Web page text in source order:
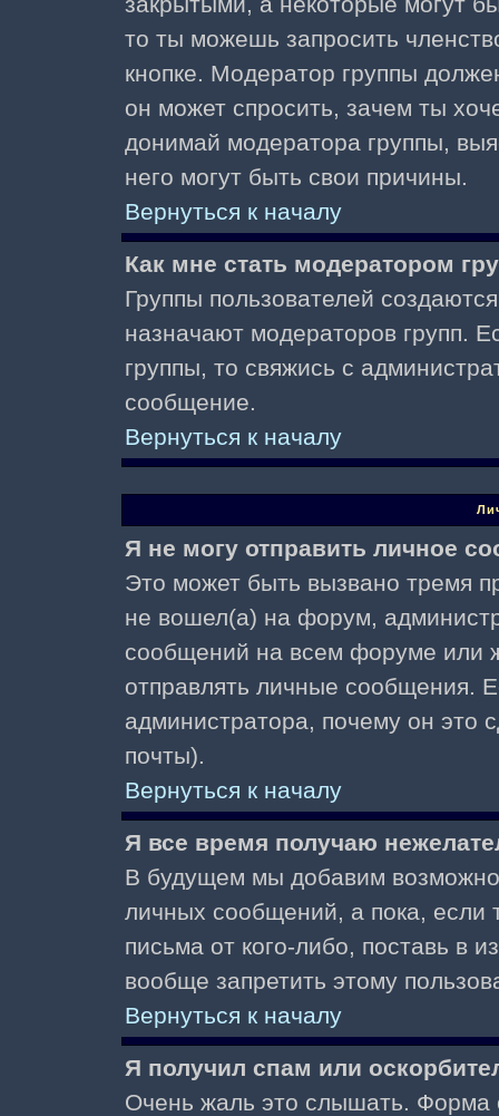
то ты можешь запросить
кнопке. Модератор группы
он может спросить, зачем ты
донимай модератора группы,
него могут быть свои причины.
Вернуться к началу
Как мне стать модератором
Группы пользователей
назначают модераторов групп.
группы, то свяжись с
сообщение.
Вернуться к началу
Я не могу отправить личное
Это может быть вызвано тремя
не вошел(а) на форум,
сообщений на всем форуме или
отправлять личные сообщения.
администратора, почему он это
почты).
Вернуться к началу
Я все время получаю
В будущем мы добавим
личных сообщений, а пока, если
письма от кого-либо, поставь в
вообще запретить этому
Вернуться к началу
Я получил спам или
Очень жаль это слышать. Форма